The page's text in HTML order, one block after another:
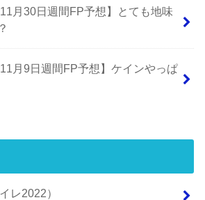
11月30日週間FP予想】とても地味
11月9日週間FP予想】ケインやっぱ
レ2022）